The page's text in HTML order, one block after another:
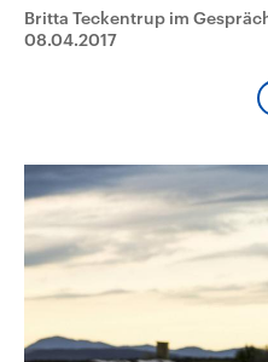
und Hintergründe zu den
und Kandidaten der
Wahl.
Sendungen Programm
Britta Teckentrup im
08.04.2017